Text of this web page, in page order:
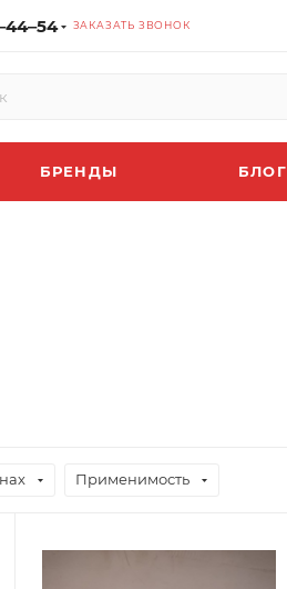
ЗАКАЗАТЬ ЗВОНОК
БРЕНДЫ БЛОГ
Применимость